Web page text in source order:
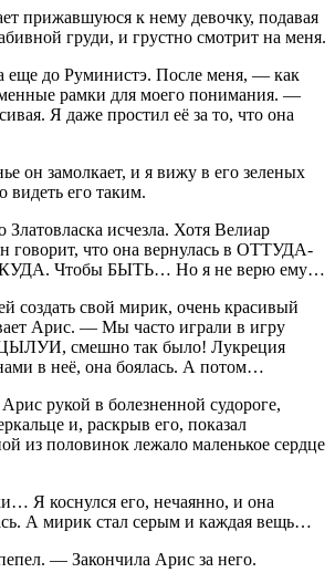
прижавшуюся к нему девочку, подавая
груди, и грустно смотрит на меня.
еще до Руминистэ. После меня, — как
рамки для моего понимания. —
Я даже простил её за то, что она
он замолкает, и я вижу в его зеленых
видеть его таким.
исчезла. Хотя Велиар
говорит, что она вернулась в ОТТУДА-
Чтобы БЫТЬ… Но я не верю ему…
создать свой мирик, очень красивый
Арис. — Мы часто играли в игру
смешно так было! Лукреция
в неё, она боялась. А потом…
рукой в болезненной судороге,
и, раскрыв его, показал
из половинок лежало маленькое сердце
Я коснулся его, нечаянно, и она
А мирик стал серым и каждая вещь…
— Закончила Арис за него.